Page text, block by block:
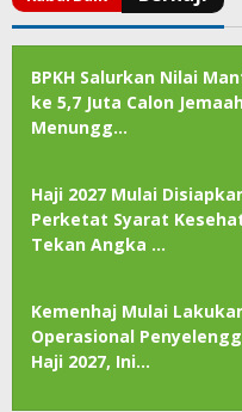
BPKH Salurkan Nilai
ke 5,7 Juta Calon
Menungg…
Haji 2027 Mulai
Perketat Syarat
Tekan Angka …
Kemenhaj Mulai
Operasional
Haji 2027, Ini…